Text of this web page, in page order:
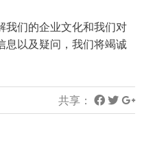
我们的企业文化和我们对
息以及疑问，我们将竭诚
共享：